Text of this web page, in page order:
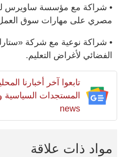
مصري على مهارات سوق
• شراكة نوعية مع شركة
الفضائي لأغراض التعليم.
تابعوا آخر أخبارنا
news
مواد ذات علاقة